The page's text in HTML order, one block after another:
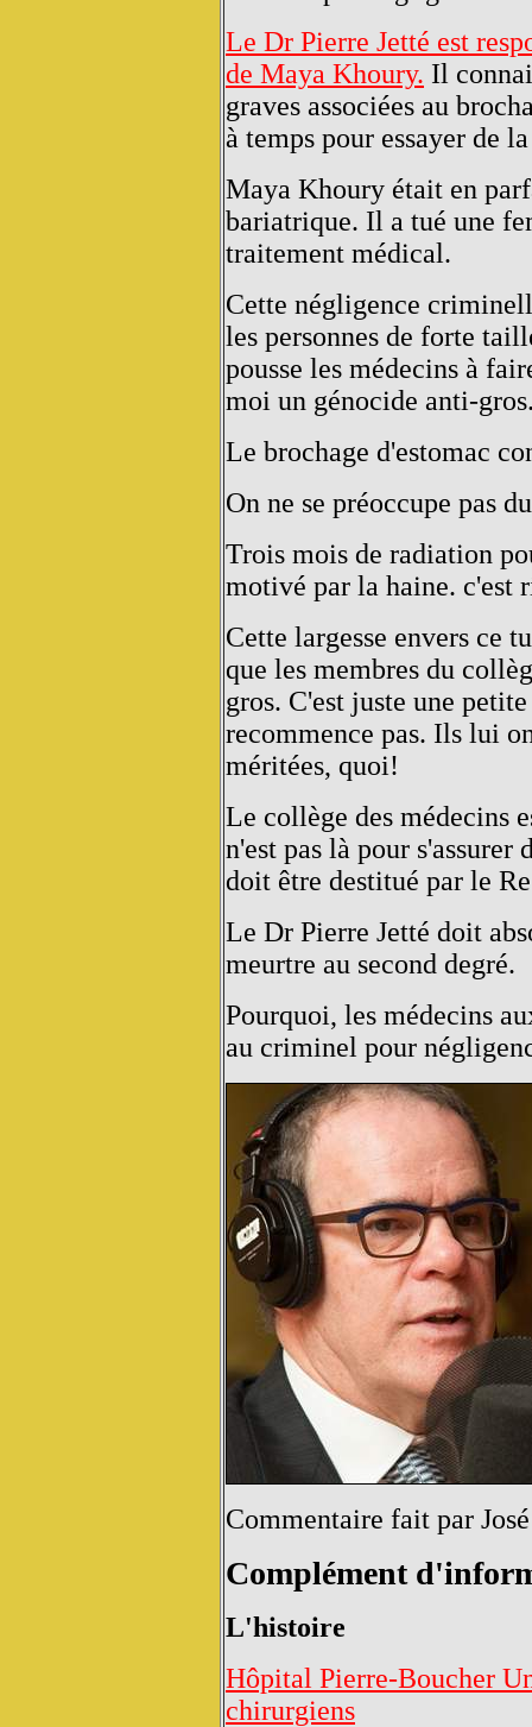
Le Dr Pierre Jetté est
de Maya Khoury. Il
graves associées au
à temps pour essayer de
Maya Khoury était en
bariatrique. Il a tué une
traitement médical.
Cette négligence
les personnes de forte
pousse les médecins à
moi un génocide anti-
Le brochage d'estomac
On ne se préoccupe pas
Trois mois de radiation
motivé par la haine. c'est
Cette largesse envers ce
que les membres du
gros. C'est juste une
recommence pas. Ils lui
méritées, quoi!
Le collège des médecins
n'est pas là pour
doit être destitué par le
Le Dr Pierre Jetté doit
meurtre au second degré.
Pourquoi, les médecins
au criminel pour
Commentaire fait par
Complément
L'histoire
Hôpital Pierre-Boucher
chirurgiens